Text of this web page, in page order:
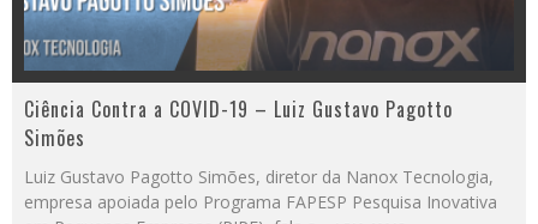
Ciência Contra a COVID-19 – Luiz Gustavo Pagotto
Simões
Luiz Gustavo Pagotto Simões, diretor da Nanox Tecnologia,
empresa apoiada pelo Programa FAPESP Pesquisa Inovativa